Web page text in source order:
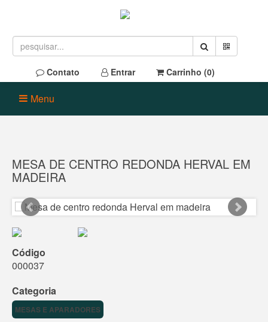
Contato Entrar Carrinho (0)
Menu
MESA DE CENTRO REDONDA HERVAL EM
MADEIRA
Código
000037
Categoria
MESAS E APARADORES